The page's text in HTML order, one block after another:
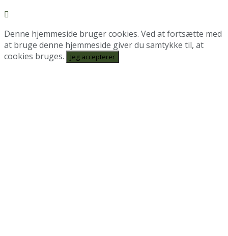
Denne hjemmeside bruger cookies. Ved at fortsætte med
at bruge denne hjemmeside giver du samtykke til, at
cookies bruges.
Jeg accepterer